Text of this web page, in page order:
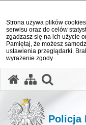
Strona używa plików
serwisu oraz do celów
zgadzasz się na ich użycie
Pamiętaj, że możesz
ustawienia przeglądarki.
wyrażenie zgody.
Policja